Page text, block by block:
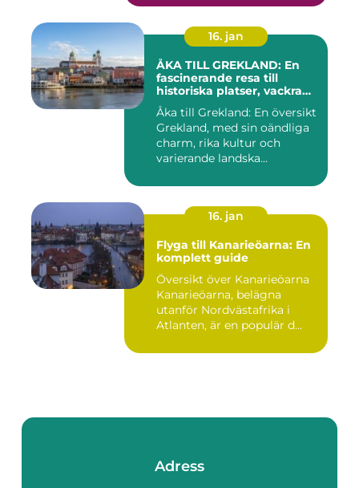
16. jan
ÅKA TILL GREKLAND: En
fascinerande resa till
historiska platser, vackra
stränder och lockande
kulturer
Åka till Grekland: En översikt
Grekland, med sin oändliga
charm, rika kultur och
varierande landska...
16. jan
Flyga till Kanarieöarna: En
komplett guide
Översikt över Kanarieöarna
Kanarieöarna, belägna
utanför Nordvästafrika i
Atlanten, är en populär d...
Adress